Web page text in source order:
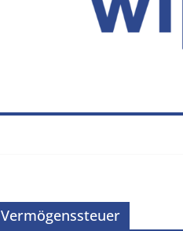
Vermögenssteuer